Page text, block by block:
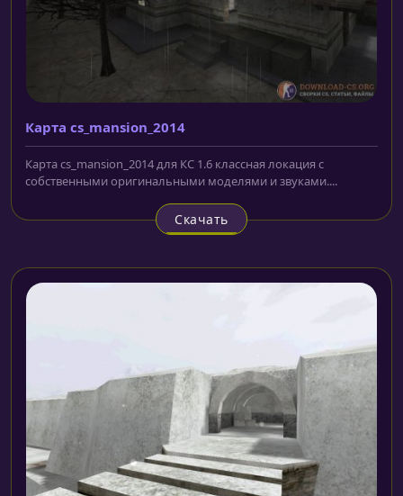
Карта cs_mansion_2014
Карта cs_mansion_2014 для КС 1.6 классная локация с
собственными оригинальными моделями и звуками....
Скачать